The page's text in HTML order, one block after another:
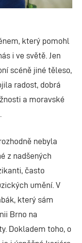
který pomohl
i ve světě. Jen
scéně jiné těleso,
radost, dobrá
a moravské
nebyla
z nadšených
často
umění. V
který sám
Brno na
Dokladem toho, o